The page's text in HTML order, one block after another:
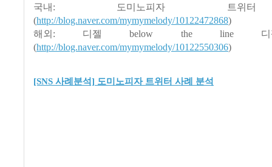
국내: 도미노피자 트위
(http://blog.naver.com/mymymelody/10122472868)
해외: 디젤 below the line 디
(http://blog.naver.com/mymymelody/10122550306)
[SNS 사례분석] 도미노피자 트위터 사례 분석